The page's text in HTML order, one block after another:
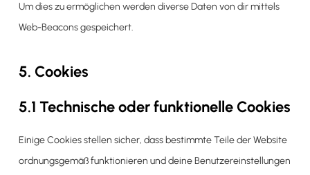
Um dies zu ermöglichen werden diverse Daten von dir mittels
Web-Beacons gespeichert.
5. Cookies
5.1 Technische oder funktionelle Cookies
Einige Cookies stellen sicher, dass bestimmte Teile der Website
ordnungsgemäß funktionieren und deine Benutzereinstellungen